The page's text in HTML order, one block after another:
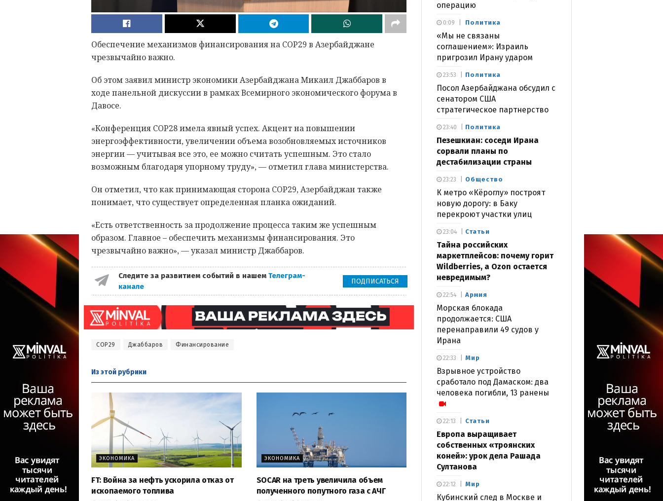
Обеспечение механизмов финансирования на COP29 в Азербайджане
чрезвычайно важно.
Об этом заявил министр экономики Азербайджана Микаил Джаббаров в
ходе панельной дискуссии в рамках Всемирного экономического форума в
Давосе.
«Конференция COP28 имела явный успех. Акцент на повышении
энергоэффективности, увеличении объема возобновляемых источников
энергии — учитывая все это, ее можно считать успешным. Это стало
возможным благодаря упорному труду», — отметил глава министерства.
Он отметил, что как принимающая сторона COP29, Азербайджан также
понимает, что существует определенная планка ожиданий.
«Есть ответственность за продолжение процесса таким же успешным
образом. Главное – обеспечить механизмы финансирования. Это
чрезвычайно важно», — указал министр Джаббаров.
Следите за развитием событий в нашем Телеграм-
канале
ПОДПИСАТЬСЯ
COP29 Джаббаров Финансирование
Из этой рубрики
ЭКОНОМИКА
FT: Война за нефть ускорила отказ от
ископаемого топлива
ЭКОНОМИКА
SOCAR на треть увеличила объем
полученного попутного газа с АЧГ
операцию
Политика
«Мы не связаны
соглашением»: Израиль
пригрозил Ирану ударом
0:09
Политика
Посол Азербайджана обсудил с
сенатором США
стратегическое партнерство
23:53
Политика
Пезешкиан: соседи Ирана
сорвали планы по
дестабилизации страны
23:40
Общество
К метро «Кёроглу» построят
новую дорогу: в Баку
перекроют участки улиц
23:23
Статьи
Тайна российских
маркетплейсов: почему горит
Wildberries, а Ozon остается
невредимым?
23:04
Армия
Морская блокада
продолжается: США
перенаправили 49 судов у
Ирана
22:54
Мир
Взрывное устройство
сработало под Дамаском: два
человека погибли, 13 ранены
22:33
Статьи
Европа выращивает
собственных «троянских
коней»: урок дела Рашада
Султанова
22:13
Мир
Кубинский след в Москве и
22:12